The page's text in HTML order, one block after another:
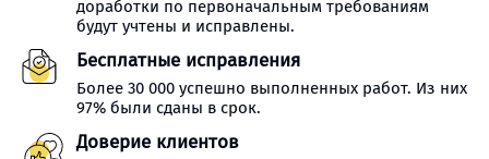
доработки по первоначальным требованиям
будут учтены и исправлены.
Бесплатные исправления
Более 30 000 успешно выполненных работ. Из них
97% были сданы в срок.
Доверие клиентов